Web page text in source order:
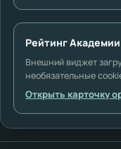
Рейтинг
Внешний виджет
необязательные
Открыть карточку